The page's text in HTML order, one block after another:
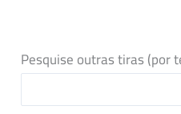
Pesquise outras tiras (por